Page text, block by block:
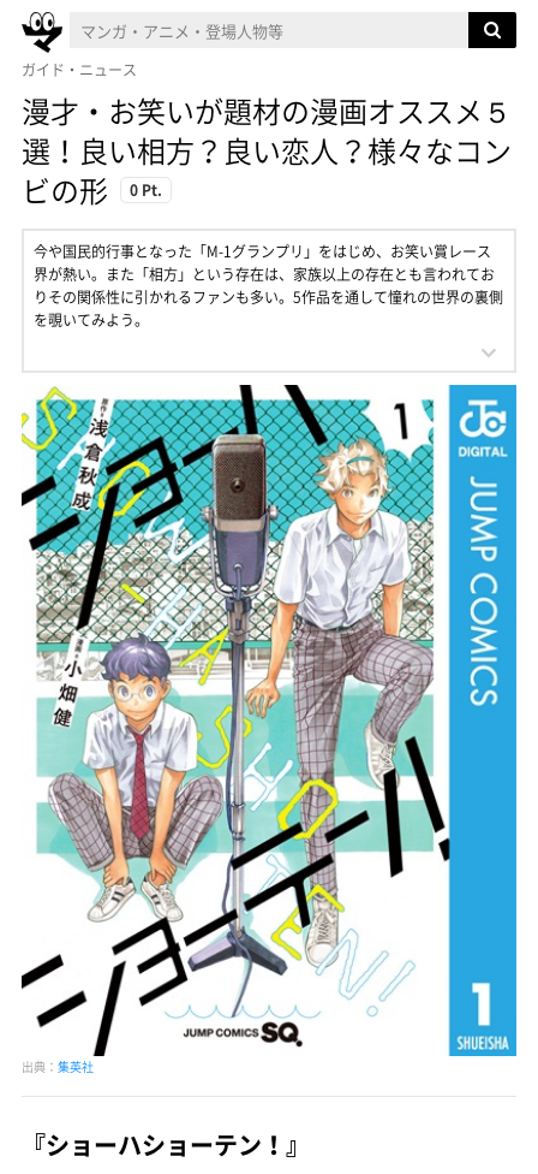
ガイド・ニュース
漫才・お笑いが題材の漫画オススメ５
選！良い相方？良い恋人？様々なコン
ビの形
0 Pt.
今や国民的行事となった「M-1グランプリ」をはじめ、お笑い賞レース
界が熱い。また「相方」という存在は、家族以上の存在とも言われてお
りその関係性に引かれるファンも多い。5作品を通して憧れの世界の裏側
を覗いてみよう。
出典： 集英社
『ショーハショーテン！』